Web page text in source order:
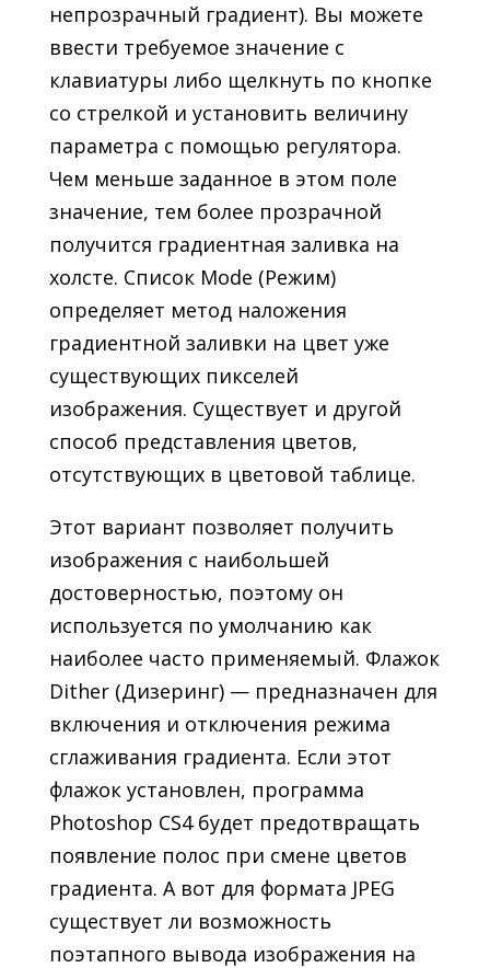
непрозрачный градиент). Вы можете
ввести требуемое значение с
клавиатуры либо щелкнуть по кнопке
со стрелкой и установить величину
параметра с помощью регулятора.
Чем меньше заданное в этом поле
значение, тем более прозрачной
получится градиентная заливка на
холсте. Список Mode (Режим)
определяет метод наложения
градиентной заливки на цвет уже
существующих пикселей
изображения. Существует и другой
способ представления цветов,
отсутствующих в цветовой таблице.
Этот вариант позволяет получить
изображения с наибольшей
достоверностью, поэтому он
используется по умолчанию как
наиболее часто применяемый. Флажок
Dither (Дизеринг) — предназначен для
включения и отключения режима
сглаживания градиента. Если этот
флажок установлен, программа
Photoshop CS4 будет предотвращать
появление полос при смене цветов
градиента. А вот для формата JPEG
существует ли возможность
поэтапного вывода изображения на